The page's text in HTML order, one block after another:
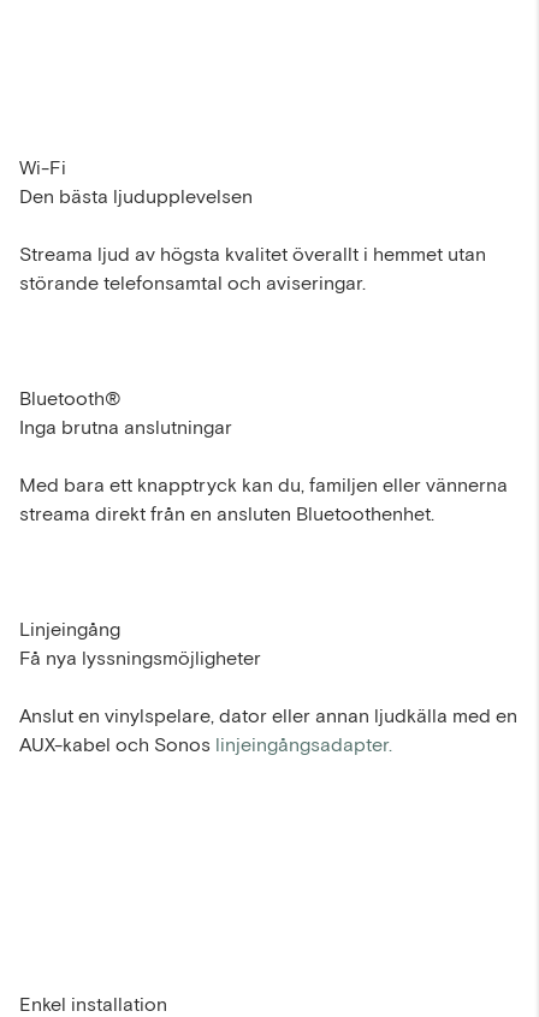
Wi-Fi
Den bästa ljudupplevelsen
Streama ljud av högsta kvalitet överallt i hemmet utan
störande telefonsamtal och aviseringar.
Bluetooth®
Inga brutna anslutningar
Med bara ett knapptryck kan du, familjen eller vännerna
streama direkt från en ansluten Bluetoothenhet.
Linjeingång
Få nya lyssningsmöjligheter
Anslut en vinylspelare, dator eller annan ljudkälla med en
AUX-kabel och Sonos linjeingångsadapter.
Enkel installation